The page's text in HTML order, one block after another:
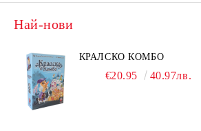
Най-нови
КРАЛСКО КОМБО
€20.95 40.97лв.